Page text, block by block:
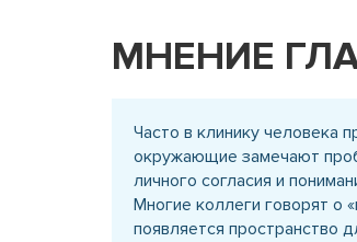
МНЕНИЕ
Часто в клинику человека
окружающие замечают
личного согласия и
Многие коллеги говорят о
появляется пространство